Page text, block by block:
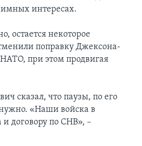
интересах.
остается некоторое
поправку Джексона-
при этом продвигая
сказал, что паузы, по его
«Наши войска в
договору по СНВ», –